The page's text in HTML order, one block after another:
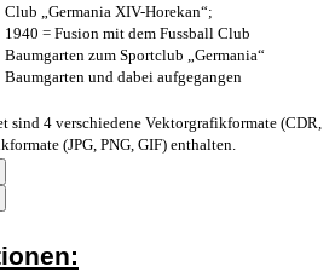
Club „Germania XIV-Horekan“;
1940 = Fusion mit dem Fussball Club
Baumgarten zum Sportclub „Germania“
Baumgarten und dabei aufgegangen
sind 4 verschiedene Vektorgrafikformate (CDR,
(JPG, PNG, GIF) enthalten.